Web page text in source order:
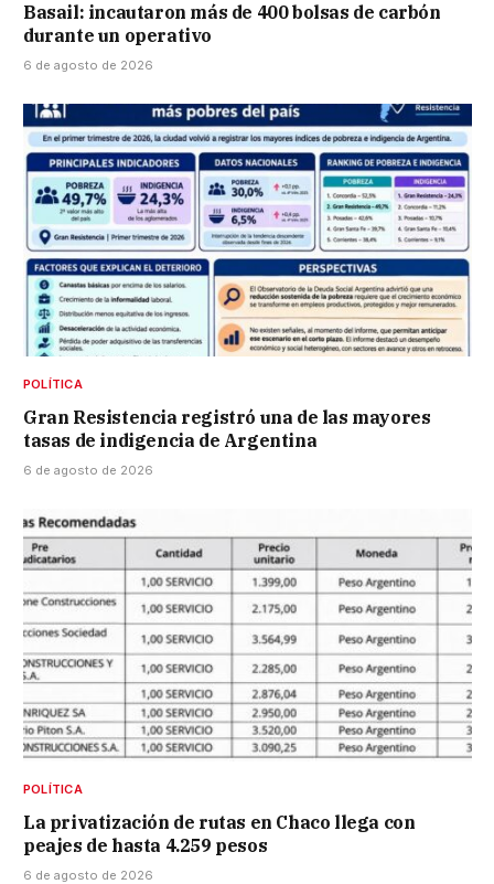
Basail: incautaron más de 400 bolsas de carbón
durante un operativo
6 de agosto de 2026
POLÍTICA
Gran Resistencia registró una de las mayores
tasas de indigencia de Argentina
6 de agosto de 2026
POLÍTICA
La privatización de rutas en Chaco llega con
peajes de hasta 4.259 pesos
6 de agosto de 2026